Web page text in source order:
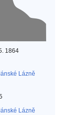
1864
Lázně
Lázně